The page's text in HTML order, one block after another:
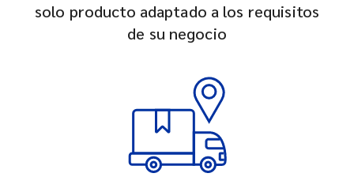
solo producto adaptado a los requisitos
de su negocio